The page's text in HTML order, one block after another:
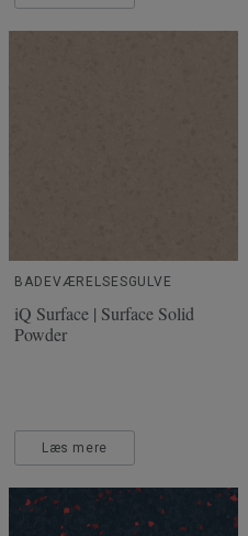
BADEVÆRELSESGULVE
iQ Surface | Surface Solid
Powder
Læs mere